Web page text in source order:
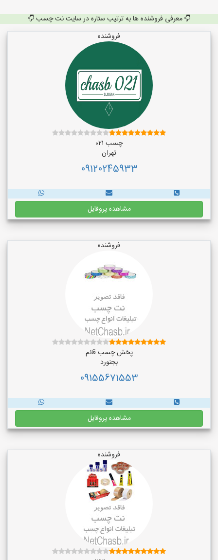
معرفی فروشنده ها به ترتیب ستاره در سایت نت چسب
فروشنده
چسب ۰۲۱
تهران
09120245933
مشاهده پروفایل
فروشنده
پخش چسب قائم
بجنورد
09155671553
مشاهده پروفایل
فروشنده